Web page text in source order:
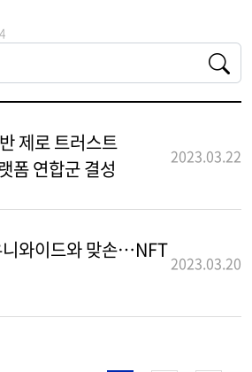
제로 트러스트
폼 연합군 결성
2023.03.22
와이드와 맞손…NFT
2023.03.20